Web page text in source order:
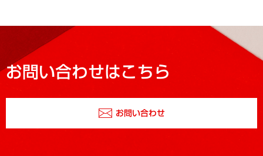
お問い合わせはこちら
お問い合わせ